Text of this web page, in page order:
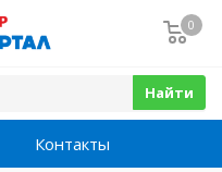
0
Найти
Контакты